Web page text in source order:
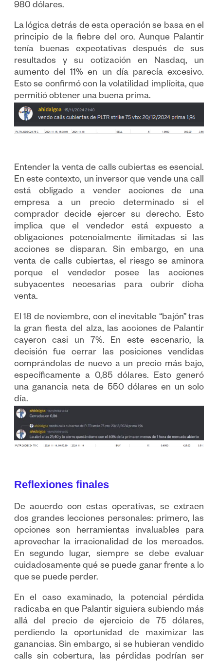
980 dólares.
La lógica detrás de esta operación se basa en el
principio de la fiebre del oro. Aunque Palantir
tenía buenas expectativas después de sus
resultados y su cotización en Nasdaq, un
aumento del 11% en un día parecía excesivo.
Esto se confirmó con la volatilidad implícita, que
permitió obtener una buena prima.
Entender la venta de calls cubiertas es esencial.
En este contexto, un inversor que vende una call
está obligado a vender acciones de una
empresa a un precio determinado si el
comprador decide ejercer su derecho. Esto
implica que el vendedor está expuesto a
obligaciones potencialmente ilimitadas si las
acciones se disparan. Sin embargo, en una
venta de calls cubiertas, el riesgo se aminora
porque el vendedor posee las acciones
subyacentes necesarias para cubrir dicha
venta.
El 18 de noviembre, con el inevitable “bajón” tras
la gran fiesta del alza, las acciones de Palantir
cayeron casi un 7%. En este escenario, la
decisión fue cerrar las posiciones vendidas
comprándolas de nuevo a un precio más bajo,
específicamente a 0,85 dólares. Esto generó
una ganancia neta de 550 dólares en un solo
día.
Reflexiones finales
De acuerdo con estas operativas, se extraen
dos grandes lecciones personales: primero, las
opciones son herramientas invaluables para
aprovechar la irracionalidad de los mercados.
En segundo lugar, siempre se debe evaluar
cuidadosamente qué se puede ganar frente a lo
que se puede perder.
En el caso examinado, la potencial pérdida
radicaba en que Palantir siguiera subiendo más
allá del precio de ejercicio de 75 dólares,
perdiendo la oportunidad de maximizar las
ganancias. Sin embargo, si se hubieran vendido
calls sin cobertura, las pérdidas podrían ser